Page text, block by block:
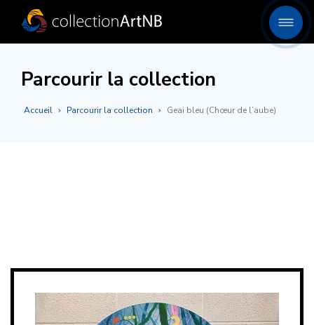
Parcourir la collection
Accueil Parcourir la collection Geai bleu (Chœur de l’aube)